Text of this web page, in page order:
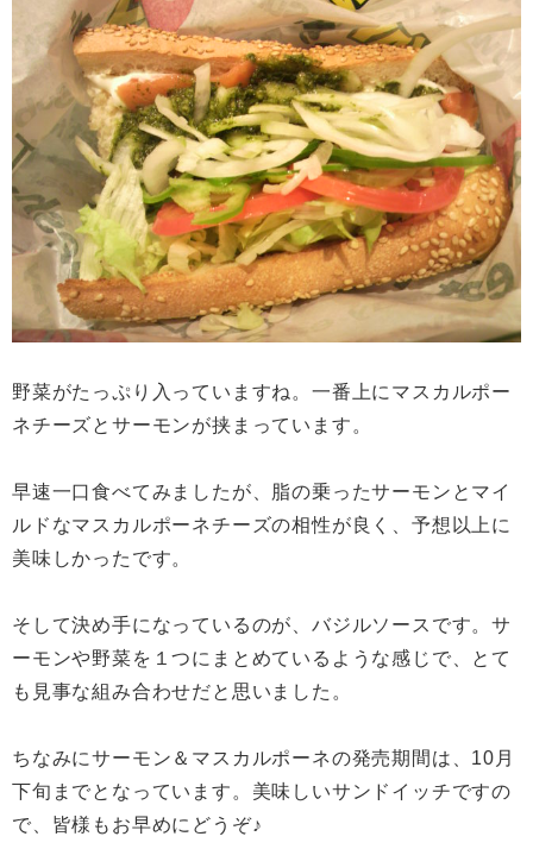
野菜がたっぷり入っていますね。一番上にマスカルポー
ネチーズとサーモンが挟まっています。
早速一口食べてみましたが、脂の乗ったサーモンとマイ
ルドなマスカルポーネチーズの相性が良く、予想以上に
美味しかったです。
そして決め手になっているのが、バジルソースです。サ
ーモンや野菜を１つにまとめているような感じで、とて
も見事な組み合わせだと思いました。
ちなみにサーモン＆マスカルポーネの発売期間は、10月
下旬までとなっています。美味しいサンドイッチですの
で、皆様もお早めにどうぞ♪